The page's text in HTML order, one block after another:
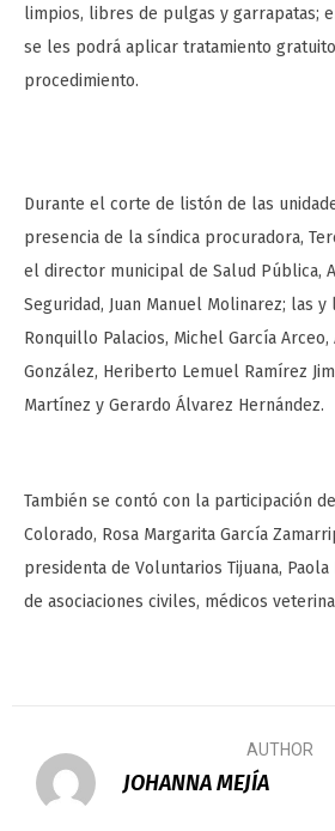
limpios, libres de pulgas y garrapatas;
se les podrá aplicar tratamiento
procedimiento.
Durante el corte de listón de las
presencia de la síndica procuradora,
el director municipal de Salud Pública,
Seguridad, Juan Manuel Molinarez; las
Ronquillo Palacios, Michel García
González, Heriberto Lemuel Ramírez
Martínez y Gerardo Álvarez Hernández.
También se contó con la participación
Colorado, Rosa Margarita García
presidenta de Voluntarios Tijuana,
de asociaciones civiles, médicos
AUTHOR
JOHANNA MEJÍA